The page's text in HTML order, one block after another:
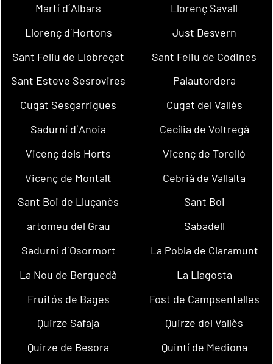
Martí d´Albars
Llorenç Savall
Llorenç d´Hortons
Just Desvern
Sant Feliu de Llobregat
Sant Feliu de Codines
Sant Esteve Sesrovires
Palautordera
Cugat Sesgarrigues
Cugat del Vallès
Sadurní d´Anoia
Cecília de Voltregà
Vicenç dels Horts
Vicenç de Torelló
Vicenç de Montalt
Cebrià de Vallalta
Sant Boi de Lluçanès
Sant Boi
artomeu del Grau
Sabadell
Sadurní d´Osormort
La Pobla de Claramunt
La Nou de Berguedà
La Llagosta
Fruitós de Bages
Fost de Campsentelles
Quirze Safaja
Quirze del Vallès
Quirze de Besora
Quintí de Mediona